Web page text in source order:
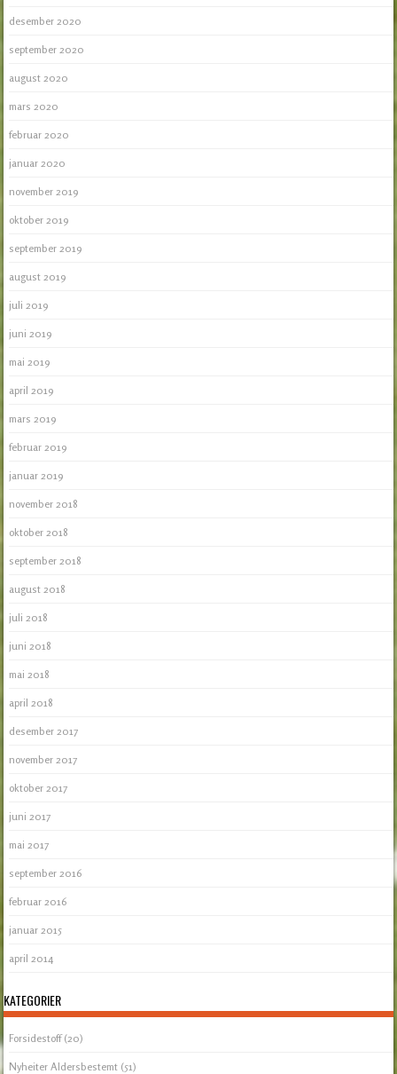
desember 2020
september 2020
august 2020
mars 2020
februar 2020
januar 2020
november 2019
oktober 2019
september 2019
august 2019
juli 2019
juni 2019
mai 2019
april 2019
mars 2019
februar 2019
januar 2019
november 2018
oktober 2018
september 2018
august 2018
juli 2018
juni 2018
mai 2018
april 2018
desember 2017
november 2017
oktober 2017
juni 2017
mai 2017
september 2016
februar 2016
januar 2015
april 2014
KATEGORIER
Forsidestoff(20)
Nyheiter Aldersbestemt (51)